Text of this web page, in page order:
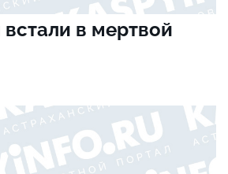
в мертвой